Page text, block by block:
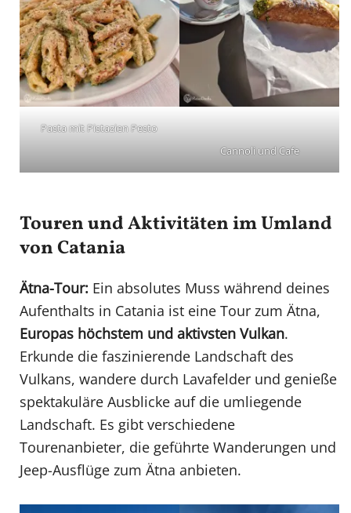
Pasta mit Pistazien Pesto
Cannoli und Cafe
Touren und Aktivitäten im Umland
von Catania
Ätna-Tour:Ein absolutes Muss während deines
Aufenthalts in Catania ist eine Tour zum Ätna,
Europas höchstem und aktivsten Vulkan.
Erkunde die faszinierende Landschaft des
Vulkans, wandere durch Lavafelder und genieße
spektakuläre Ausblicke auf die umliegende
Landschaft. Es gibt verschiedene
Tourenanbieter, die geführte Wanderungen und
Jeep-Ausflüge zum Ätna anbieten.